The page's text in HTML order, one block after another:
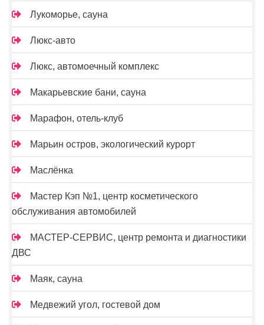
Лукоморье, сауна
Люкс-авто
Люкс, автомоечный комплекс
Макарьевские бани, сауна
Марафон, отель-клуб
Марьин остров, экологический курорт
Маслёнка
Мастер Кэп №1, центр косметического
обслуживания автомобилей
МАСТЕР-СЕРВИС, центр ремонта и диагностики
ДВС
Маяк, сауна
Медвежий угол, гостевой дом